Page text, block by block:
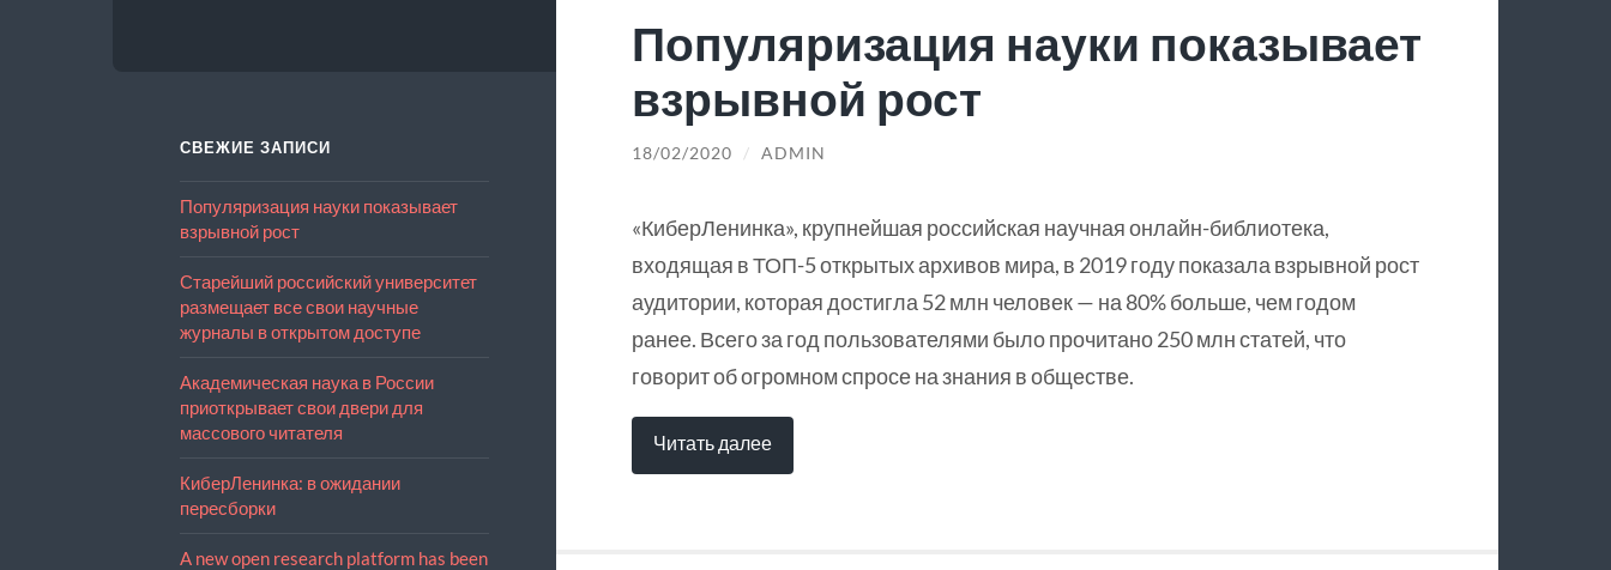
СВЕЖИЕ ЗАПИСИ
Популяризация науки показывает
взрывной рост
Старейший российский университет
размещает все свои научные
журналы в открытом доступе
Академическая наука в России
приоткрывает свои двери для
массового читателя
КиберЛенинка: в ожидании
пересборки
A new open research platform has been
Популяризация науки показывает
взрывной рост
18/02/2020 / ADMIN
«КиберЛенинка», крупнейшая российская научная онлайн-библиотека,
входящая в ТОП-5 открытых архивов мира, в 2019 году показала взрывной рост
аудитории, которая достигла 52 млн человек — на 80% больше, чем годом
ранее. Всего за год пользователями было прочитано 250 млн статей, что
говорит об огромном спросе на знания в обществе.
Читать далее